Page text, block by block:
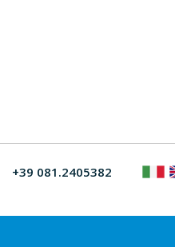
+39 081.2405382